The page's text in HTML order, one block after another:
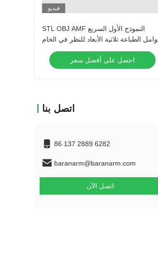
فيديو
STL OBJ AMF النموذج الأول السريع
عوامل الطباعة ثلاثية الأبعاد للنظر في الخام
3.2μm لنماذج أولية ناجحة
احصل على أفضل سعر
اتصل بنا
86 137 2889 6282
baranarm@baranarm.com
اتصل الآن